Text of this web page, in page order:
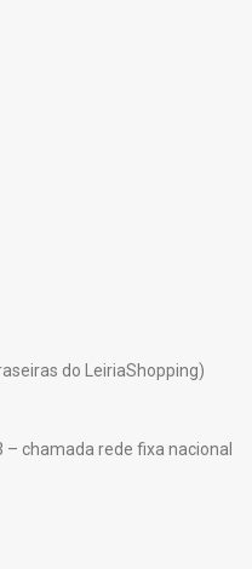
do LeiriaShopping)
– chamada rede fixa nacional